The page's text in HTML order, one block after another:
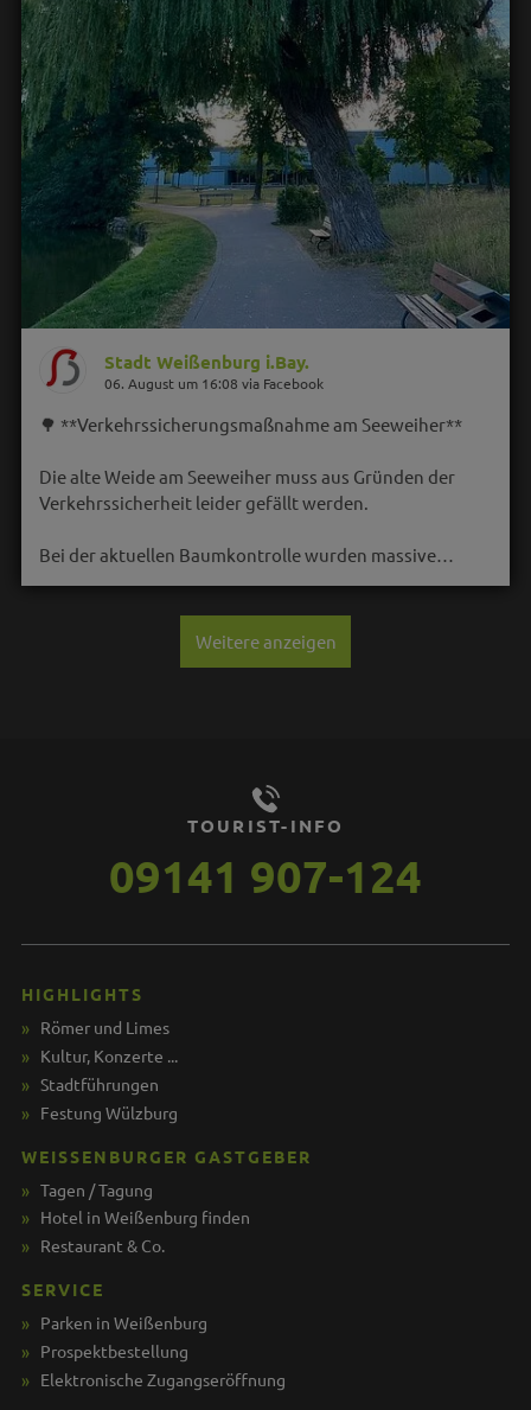
Stadt Weißenburg i.Bay.
06. August um 16:08 via Facebook
🌳 **Verkehrssicherungsmaßnahme am Seeweiher**
Die alte Weide am Seeweiher muss aus Gründen der
Verkehrssicherheit leider gefällt werden.
Bei der aktuellen Baumkontrolle wurden massive…
Weitere anzeigen
TOURIST-INFO
09141 907-124
HIGHLIGHTS
Römer und Limes
Kultur, Konzerte ...
Stadtführungen
Festung Wülzburg
WEISSENBURGER GASTGEBER
Tagen / Tagung
Hotel in Weißenburg finden
Restaurant & Co.
SERVICE
Parken in Weißenburg
Prospektbestellung
Elektronische Zugangseröffnung